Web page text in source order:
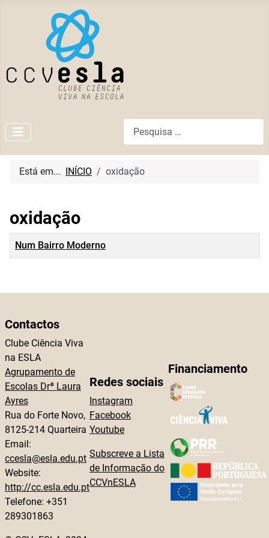
Está em... INÍCIO oxidação
oxidação
Título
Num Bairro Moderno
Contactos
Clube Ciência Viva
na ESLA
Agrupamento de
Escolas Drª Laura
Ayres
Rua do Forte Novo,
8125-214 Quarteira
Email:
ccesla@esla.edu.pt
Website:
http://cc.esla.edu.pt
Telefone: +351
289301863
Redes sociais
Instagram
Facebook
Youtube
Subscreve a Lista
de Informação do
CCVnESLA
Financiamento